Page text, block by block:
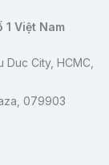
Việt Nam
City, HCMC,
079903